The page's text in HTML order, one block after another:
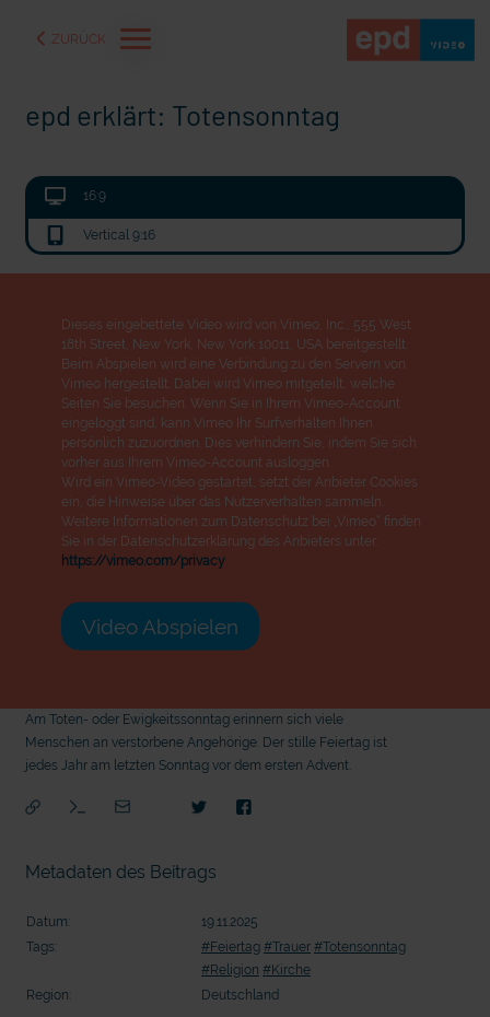
ZURÜCK
oder "Deppen der "Wir bauen Cherson wieder auf" - Optimismus in der
Seelsorge für Trucker: "Könige der
epd erklärt: Totensonntag
16:9
Vertical 9:16
Dieses eingebettete Video wird von Vimeo, Inc., 555 West
18th Street, New York, New York 10011, USA bereitgestellt.
Beim Abspielen wird eine Verbindung zu den Servern von
Vimeo hergestellt. Dabei wird Vimeo mitgeteilt, welche
Seiten Sie besuchen. Wenn Sie in Ihrem Vimeo-Account
eingeloggt sind, kann Vimeo Ihr Surfverhalten Ihnen
persönlich zuzuordnen. Dies verhindern Sie, indem Sie sich
vorher aus Ihrem Vimeo-Account ausloggen.
Wird ein Vimeo-Video gestartet, setzt der Anbieter Cookies
ein, die Hinweise über das Nutzerverhalten sammeln.
Weitere Informationen zum Datenschutz bei „Vimeo“ finden
Sie in der Datenschutzerklärung des Anbieters unter:
https://vimeo.com/privacy
Video Abspielen
Am Toten- oder Ewigkeitssonntag erinnern sich viele
Menschen an verstorbene Angehörige. Der stille Feiertag ist
jedes Jahr am letzten Sonntag vor dem ersten Advent.
Metadaten des Beitrags
Datum:
19.11.2025
Tags:
#Feiertag #Trauer #Totensonntag
#Religion #Kirche
Region:
Deutschland